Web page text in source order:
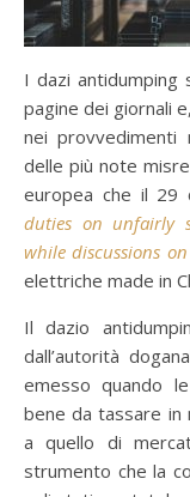
I dazi antidumping
pagine dei giornali
nei provvedimenti
delle più note
europea che il 29
duties on unfairly
while discussions
elettriche made in
Il dazio
dall’autorità
emesso quando
bene da tassare in
a quello di
strumento che la